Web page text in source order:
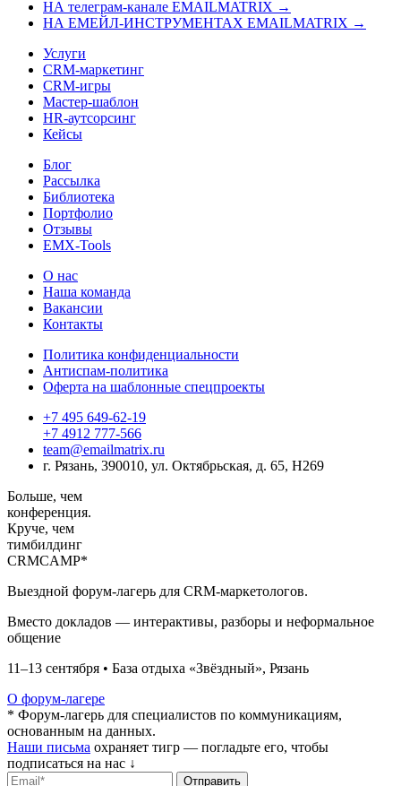
НА телеграм-канале EMAILMATRIX →
НА ЕМЕЙЛ-ИНСТРУМЕНТАХ EMAILMATRIX →
Услуги
CRM-маркетинг
CRM-игры
Мастер-шаблон
HR-аутсорсинг
Кейсы
Блог
Рассылка
Библиотека
Портфолио
Отзывы
EMX-Tools
О нас
Наша команда
Вакансии
Контакты
Политика конфиденциальности
Антиспам-политика
Оферта на шаблонные спецпроекты
+7 495 649-62-19
+7 4912 777-566
team@emailmatrix.ru
г. Рязань, 390010, ул. Октябрьская, д. 65, H269
Больше, чем
конференция.
Круче, чем
тимбилдинг
CRMCAMP*
Выездной форум-лагерь для CRM-маркетологов.
Вместо докладов — интерактивы, разборы и неформальное
общение
11–13 сентября • База отдыха «Звёздный», Рязань
О форум-лагере
* Форум-лагерь для специалистов по коммуникациям,
основанным на данных.
Наши письма охраняет тигр — погладьте его, чтобы
подписаться на нас ↓
Отправить